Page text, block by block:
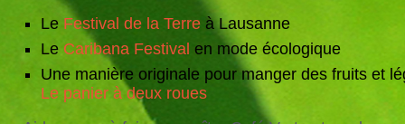
Le Festival de la Terre à Lausanne
Le Caribana Festival en mode écologique
Une manière originale pour manger des fruits et
Le panier à deux roues